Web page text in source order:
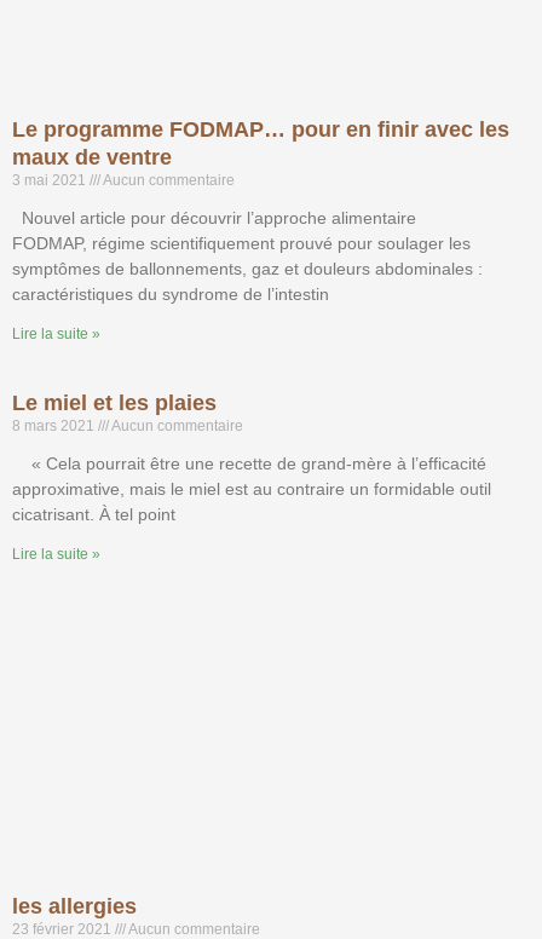
Le programme FODMAP… pour en finir avec les
maux de ventre
3 mai 2021 Aucun commentaire
Nouvel article pour découvrir l’approche alimentaire
FODMAP, régime scientifiquement prouvé pour soulager les
symptômes de ballonnements, gaz et douleurs abdominales :
caractéristiques du syndrome de l’intestin
Lire la suite »
Le miel et les plaies
8 mars 2021 Aucun commentaire
« Cela pourrait être une recette de grand-mère à l’efficacité
approximative, mais le miel est au contraire un formidable outil
cicatrisant. À tel point
Lire la suite »
les allergies
23 février 2021 Aucun commentaire